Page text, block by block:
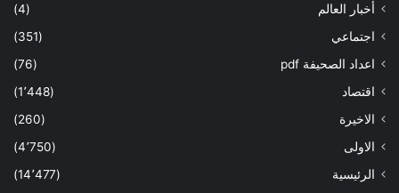
أخبار العالم
(4)
اجتماعي
(351)
اعداد الصحيفة pdf
(76)
اقتصاد
(1٬448)
الاخيرة
(260)
الاولى
(4٬750)
الرئيسية
(14٬477)